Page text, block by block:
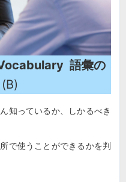
語彙の
(B)
知っているか、しかるべき
で使うことができるかを判